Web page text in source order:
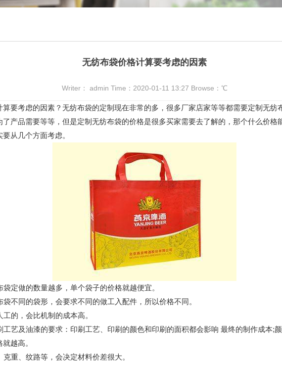
无纺布袋价格计算要考虑的因素
Writer： admin Time：2020-01-11 13:27 Browse： ℃
考虑的因素？无纺布袋的定制现在非常的多，很多厂家店家等等都需要定制无纺
了产品需要等等，但是定制无纺布袋的价格是很多买家需要去了解的，那个什么价格
从几个方面考虑。
做的数量越多，单个袋子的价格就越便宜。
同的袋形，会要求不同的做工入配件，所以价格不同。
的，会比机制的成本高。
及油漆的要求：印刷工艺、印刷的颜色和印刷的面积都会影响 最终的制作成本;
越高。
、纹路等，会决定材料价差很大。